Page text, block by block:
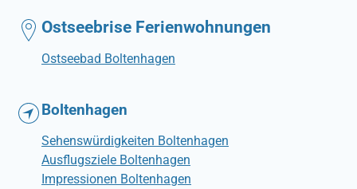
Ostseebrise Ferienwohnungen
Ostseebad Boltenhagen
Boltenhagen
Sehenswürdigkeiten Boltenhagen
Ausflugsziele Boltenhagen
Impressionen Boltenhagen